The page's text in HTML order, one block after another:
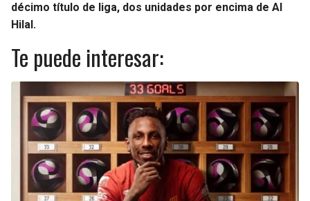
décimo título de liga, dos unidades por encima de Al
Hilal.
Te puede interesar: